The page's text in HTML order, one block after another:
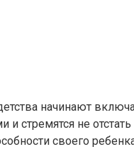
начинают
стремятся не
своего